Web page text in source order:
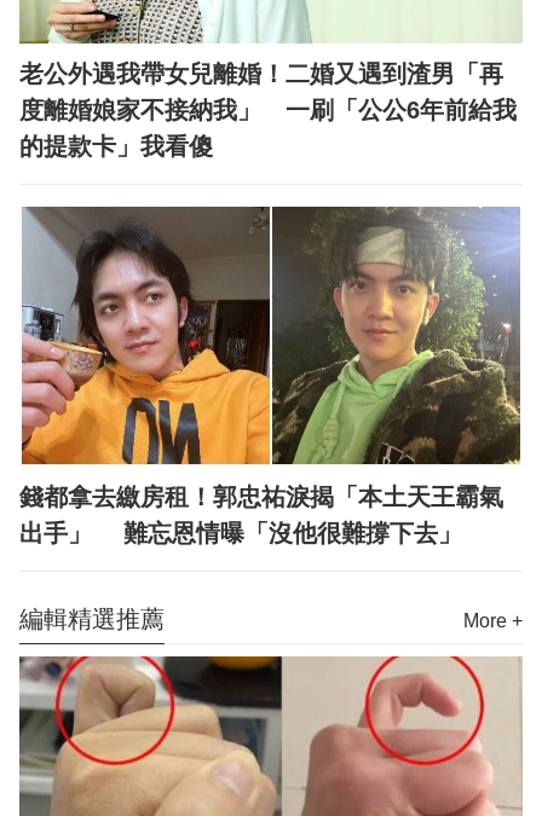
老公外遇我帶女兒離婚！二婚又遇到渣男「再
度離婚娘家不接納我」 一刷「公公6年前給我
的提款卡」我看傻
錢都拿去繳房租！郭忠祐淚揭「本土天王霸氣
出手」 難忘恩情曝「沒他很難撐下去」
編輯精選推薦 More +